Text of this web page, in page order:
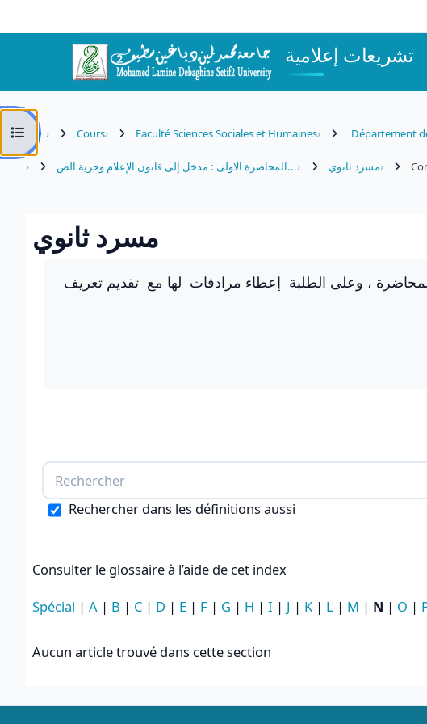
تشريعات إعلامية
Ouvrir l’index du cours
Cours Faculté Sciences Sociales et Humaines Département
المحاضرة الاولى : مدخل إلى قانون الإعلام وحرية الص... مسرد ثانوي
مسرد ثانوي
، وعلى الطلبة إعطاء مرادفات لها مع تقديم تعريف
Rechercher dans les définitions aussi
Consulter le glossaire à l’aide de cet index
Spécial | A | B | C | D | E | F | G | H | I | J | K | L | M | N | O |
Aucun article trouvé dans cette section